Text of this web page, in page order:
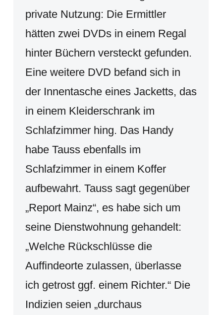
private Nutzung: Die Ermittler
hätten zwei DVDs in einem Regal
hinter Büchern versteckt gefunden.
Eine weitere DVD befand sich in
der Innentasche eines Jacketts, das
in einem Kleiderschrank im
Schlafzimmer hing. Das Handy
habe Tauss ebenfalls im
Schlafzimmer in einem Koffer
aufbewahrt. Tauss sagt gegenüber
„Report Mainz“, es habe sich um
seine Dienstwohnung gehandelt:
„Welche Rückschlüsse die
Auffindeorte zulassen, überlasse
ich getrost ggf. einem Richter.“ Die
Indizien seien „durchaus